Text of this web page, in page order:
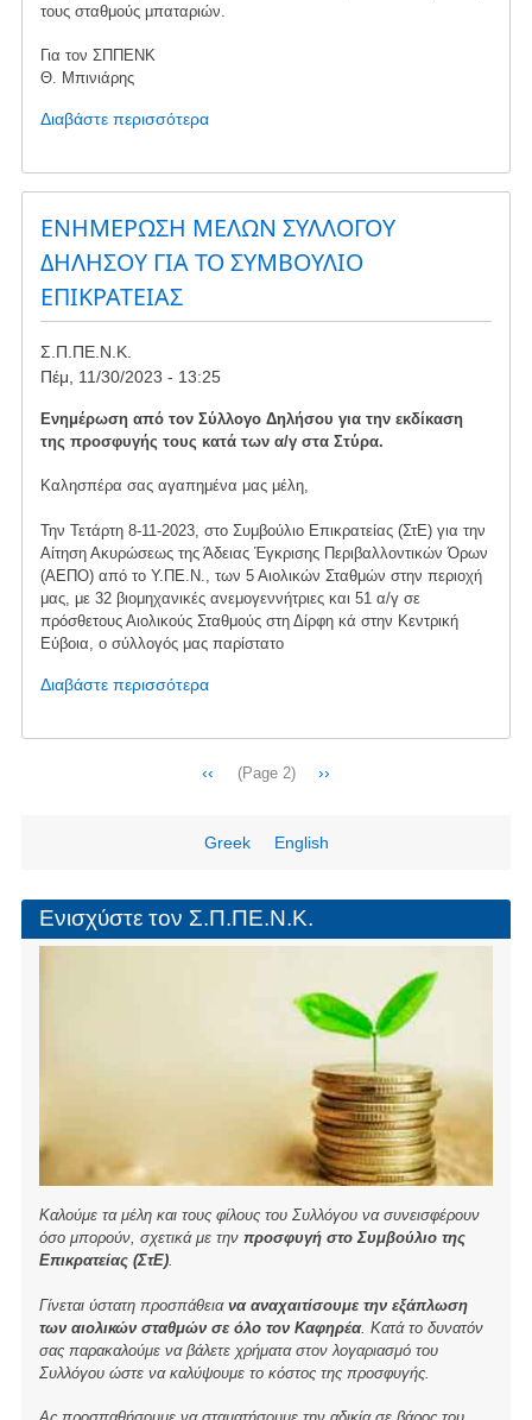
τους σταθμούς μπαταριών.
Για τον ΣΠΠΕΝΚ
Θ. Μπινιάρης
Διαβάστε περισσότεραγια
Επιστολή
για
τους
μπαταριών
ΕΝΗΜΕΡΩΣΗ ΜΕΛΩΝ ΣΥΛΛΟΓΟΥ
ΔΗΛΗΣΟΥ ΓΙΑ ΤΟ ΣΥΜΒΟΥΛΙΟ
ΕΠΙΚΡΑΤΕΙΑΣ
Σ.Π.ΠΕ.Ν.Κ.
Πέμ, 11/30/2023 - 13:25
Ενημέρωση από τον Σύλλογο Δηλήσου για την εκδίκαση
της προσφυγής τους κατά των α/γ στα Στύρα.
Καλησπέρα σας αγαπημένα μας μέλη,
Την Τετάρτη 8-11-2023, στο Συμβούλιο Επικρατείας (ΣτΕ) για την
Αίτηση Ακυρώσεως της Άδειας Έγκρισης Περιβαλλοντικών Όρων
(ΑΕΠΟ) από το Υ.ΠΕ.Ν., των 5 Αιολικών Σταθμών στην περιοχή
μας, με 32 βιομηχανικές ανεμογεννήτριες και 51 α/γ σε
πρόσθετους Αιολικούς Σταθμούς στη Δίρφη κά στην Κεντρική
Εύβοια, ο σύλλογός μας παρίστατο
Διαβάστε περισσότεραγια
ΕΝΗΜΕΡΩΣΗ
ΣΥΛΛΟΓΟΥ
ΓΙΑ
ΕΠΙΚΡΑΤΕΙΑΣ
Προηγούμενη
‹‹ (Page 2)
Next
››
Greek English
Ενισχύστε τον Σ.Π.ΠΕ.Ν.Κ.
Καλούμε τα μέλη και τους φίλους του Συλλόγου να συνεισφέρουν
όσο μπορούν, σχετικά με την προσφυγή στο Συμβούλιο της
Επικρατείας (ΣτΕ).
Γίνεται ύστατη προσπάθεια να αναχαιτίσουμε την εξάπλωση
των αιολικών σταθμών σε όλο τον Καφηρέα. Κατά το δυνατόν
σας παρακαλούμε να βάλετε χρήματα στον λογαριασμό του
Συλλόγου ώστε να καλύψουμε το κόστος της προσφυγής.